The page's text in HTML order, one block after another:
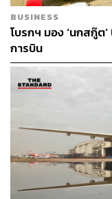
BUSINESS
โบรกฯ มอง ‘นกสกู๊ต
การบิน